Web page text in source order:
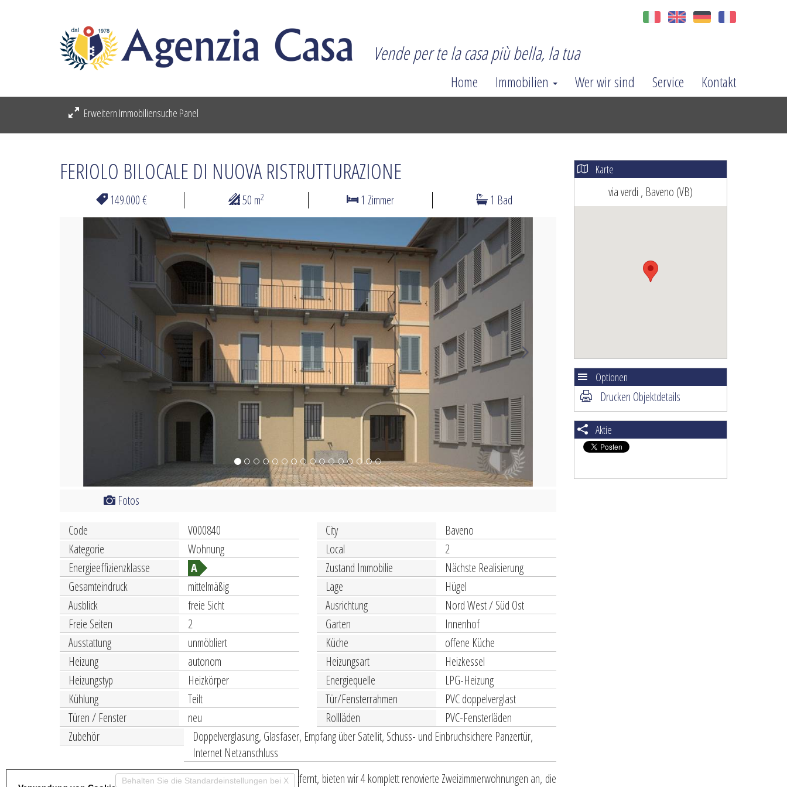
Vende per te la casa più bella, la tua
Home Immobilien Wer wir sind Service Kontakt
Erweitern Immobiliensuche Panel
FERIOLO BILOCALE DI NUOVA RISTRUTTURAZIONE
149.000 € 50 m2 1 Zimmer
1 Bad
Previous
Next
Fotos
Code
V000840 City
Baveno
Kategorie
Wohnung Local
2
Energieeffizienzklasse
A Zustand Immobilie
Nächste Realisierung
Gesamteindruck
mittelmäßig Lage
Hügel
Ausblick
freie Sicht Ausrichtung
Nord West / Süd Ost
Freie Seiten
2 Garten
Innenhof
Ausstattung
unmöbliert Küche
offene Küche
Heizung
autonom Heizungsart
Heizkessel
Heizungstyp
Heizkörper Energiequelle
LPG-Heizung
Kühlung
Teilt Tür/Fensterrahmen
PVC doppelverglast
Türen / Fenster
neu Rollläden
PVC-Fensterläden
Zubehör
Doppelverglasung, Glasfaser, Empfang über Satellit, Schuss- und Einbruchsichere Panzertür,
Internet Netzanschluss
n Feriolo di Baveno, nur wenige Schritte vom See und Strand entfernt, bieten wir 4 komplett renovierte Zweizimmerwohnungen an, die
Karte
via verdi , Baveno (VB)
Optionen
Drucken Objektdetails
Aktie
Behalten Sie die Standardeinstellungen bei X